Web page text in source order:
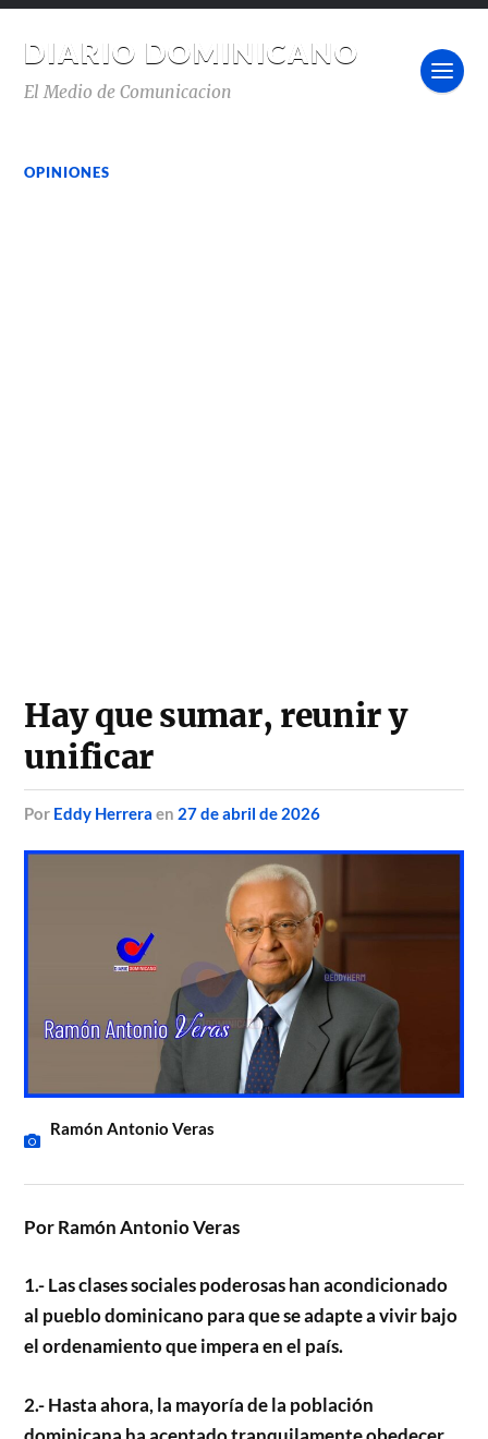
DIARIO DOMINICANO
El Medio de Comunicacion
OPINIONES
Hay que sumar, reunir y
unificar
por Eddy Herrera en 27 de abril de 2026
Ramón Antonio Veras
Por Ramón Antonio Veras
1.- Las clases sociales poderosas han acondicionado
al pueblo dominicano para que se adapte a vivir bajo
el ordenamiento que impera en el país.
2.- Hasta ahora, la mayoría de la población